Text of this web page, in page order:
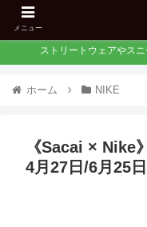
ストリートウェアやス
ホーム NIKE
《Sacai × Nike
4月27日/6月25
メニュー